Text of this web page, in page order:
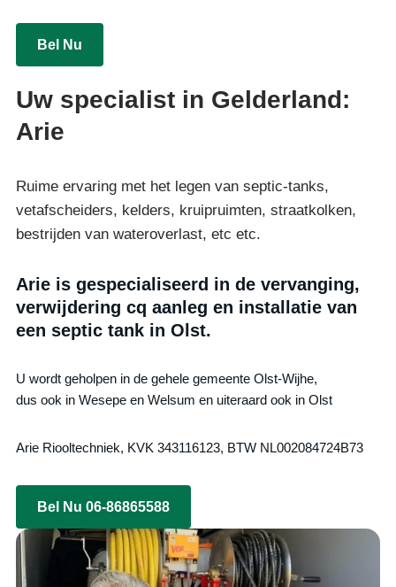
Bel Nu
Uw specialist in Gelderland:
Arie
Ruime ervaring met het legen van septic-tanks,
vetafscheiders, kelders, kruipruimten, straatkolken,
bestrijden van wateroverlast, etc etc.
Arie is gespecialiseerd in de vervanging,
verwijdering cq aanleg en installatie van
een septic tank in Olst.
U wordt geholpen in de gehele gemeente Olst-Wijhe,
dus ook in Wesepe en Welsum en uiteraard ook in Olst
Arie Riooltechniek, KVK 343116123, BTW NL002084724B73
Bel Nu 06-86865588